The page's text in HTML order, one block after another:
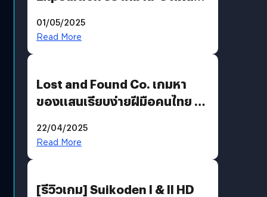
ได้ลงตัว
01/05/2025
Read More
Lost and Found Co. เกมหา
ของแสนเรียบง่ายฝีมือคนไทย ที่
ตัวคุณ
22/04/2025
Read More
[รีวิวเกม] Suikoden I & II HD